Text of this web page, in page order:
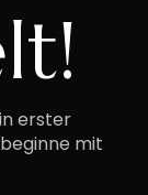
erster
mit